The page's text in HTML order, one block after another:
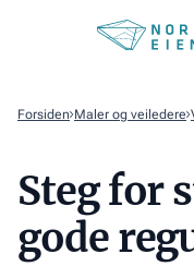
Forsiden Maler og veiledere
Steg for
gode